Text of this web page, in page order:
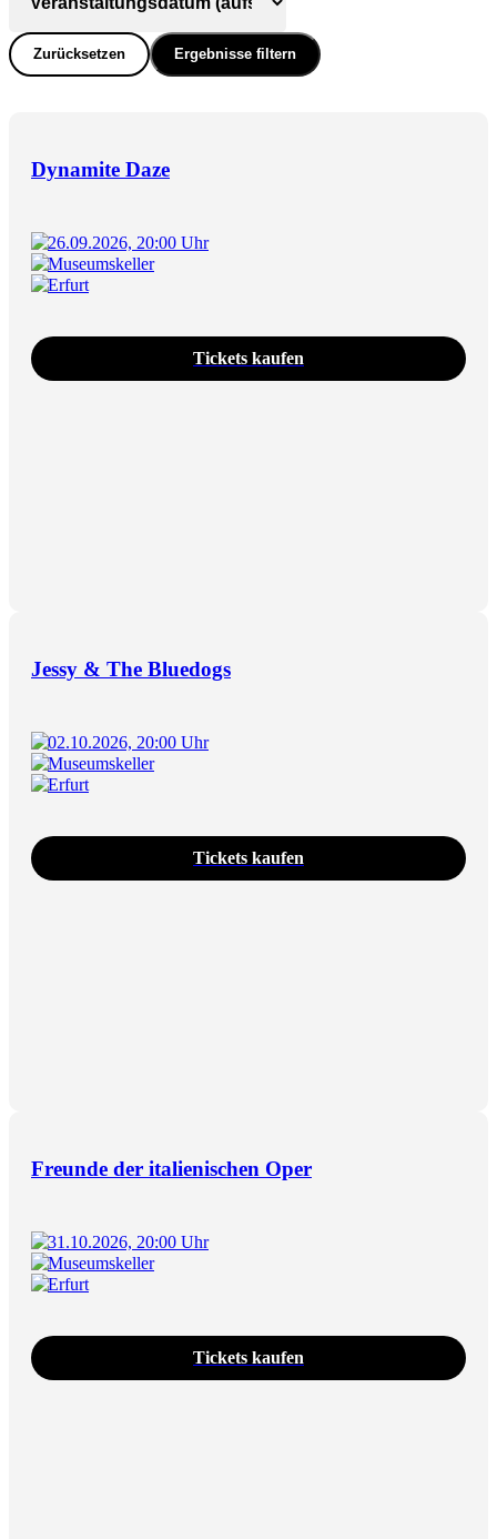
Zurücksetzen Ergebnisse filtern
Dynamite Daze
26.09.2026, 20:00 Uhr
Museumskeller
Erfurt
Tickets kaufen
Jessy & The Bluedogs
02.10.2026, 20:00 Uhr
Museumskeller
Erfurt
Tickets kaufen
Freunde der italienischen Oper
31.10.2026, 20:00 Uhr
Museumskeller
Erfurt
Tickets kaufen